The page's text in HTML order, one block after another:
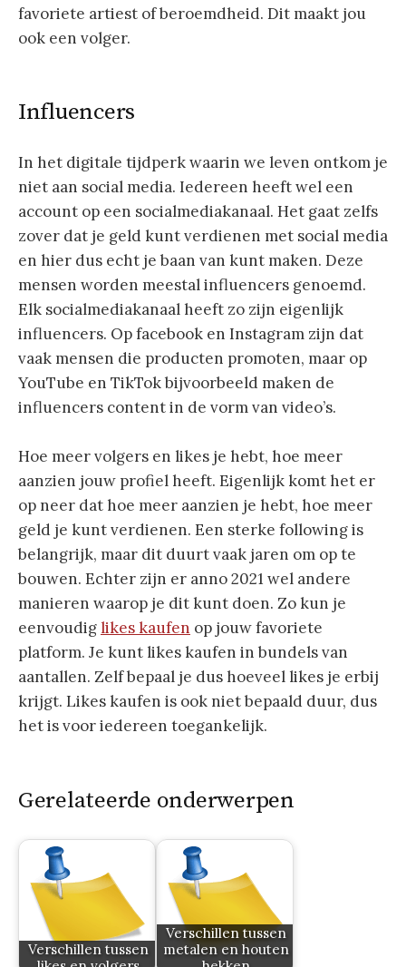
favoriete artiest of beroemdheid. Dit maakt jou
ook een volger.
Influencers
In het digitale tijdperk waarin we leven ontkom je
niet aan social media. Iedereen heeft wel een
account op een socialmediakanaal. Het gaat zelfs
zover dat je geld kunt verdienen met social media
en hier dus echt je baan van kunt maken. Deze
mensen worden meestal influencers genoemd.
Elk socialmediakanaal heeft zo zijn eigenlijk
influencers. Op facebook en Instagram zijn dat
vaak mensen die producten promoten, maar op
YouTube en TikTok bijvoorbeeld maken de
influencers content in de vorm van video’s.
Hoe meer volgers en likes je hebt, hoe meer
aanzien jouw profiel heeft. Eigenlijk komt het er
op neer dat hoe meer aanzien je hebt, hoe meer
geld je kunt verdienen. Een sterke following is
belangrijk, maar dit duurt vaak jaren om op te
bouwen. Echter zijn er anno 2021 wel andere
manieren waarop je dit kunt doen. Zo kun je
eenvoudiglikes kaufen op jouw favoriete
platform. Je kunt likes kaufen in bundels van
aantallen. Zelf bepaal je dus hoeveel likes je erbij
krijgt. Likes kaufen is ook niet bepaald duur, dus
het is voor iedereen toegankelijk.
Gerelateerde onderwerpen
Verschillen tussen
Verschillen tussen
metalen en houten